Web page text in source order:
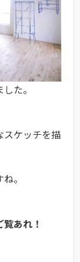
た。
スケッチを描
。
あれ！